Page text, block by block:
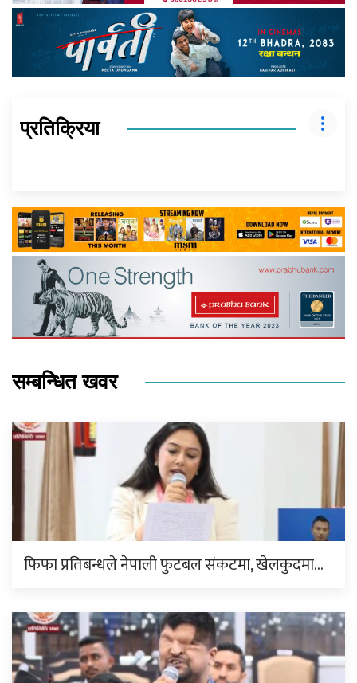
प्रतिक्रिया
सम्बन्धित खवर
फिफा प्रतिबन्धले नेपाली फुटबल संकटमा, खेलकुदमा…